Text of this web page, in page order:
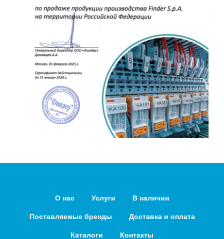
О нас Услуги В наличии
Поставляемые бренды Доставка и оплата
Каталоги Контакты